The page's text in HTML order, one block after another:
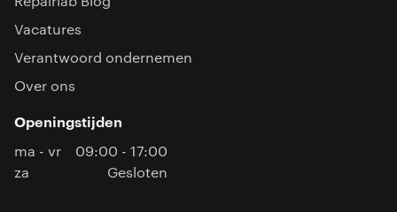
Vacatures
Verantwoord ondernemen
Over ons
Openingstijden
ma - vr
09:00 - 17:00
za
Gesloten